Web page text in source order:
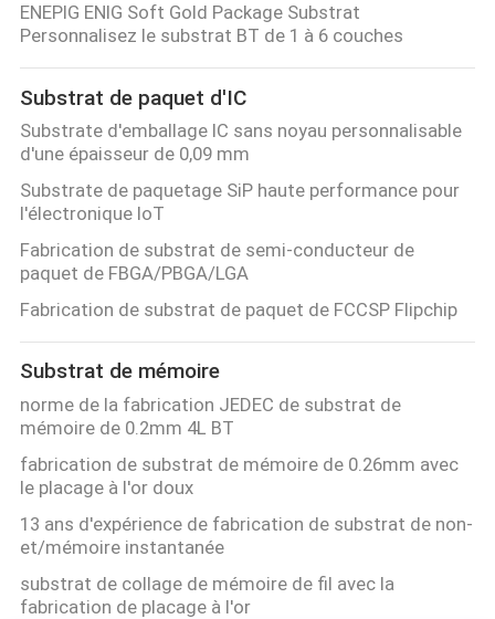
CONTRÔLE
DE
QUALITÉ
CONTACTEZ-
NOUS
NOUVELLES
DEMANDEZ
UNE
CITATION
PLAN
DU
SITE
ENEPIG ENIG Soft Gold Package Substrat
Personnalisez le substrat BT de 1 à 6 couches
Substrat de paquet d'IC
Substrate d'emballage IC sans noyau personnalisable
d'une épaisseur de 0,09 mm
Substrate de paquetage SiP haute performance pour
l'électronique IoT
Fabrication de substrat de semi-conducteur de
paquet de FBGA/PBGA/LGA
Fabrication de substrat de paquet de FCCSP Flipchip
Substrat de mémoire
norme de la fabrication JEDEC de substrat de
mémoire de 0.2mm 4L BT
fabrication de substrat de mémoire de 0.26mm avec
le placage à l'or doux
13 ans d'expérience de fabrication de substrat de non-
et/mémoire instantanée
substrat de collage de mémoire de fil avec la
fabrication de placage à l'or